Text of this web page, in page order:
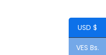
USD $
VES Bs.